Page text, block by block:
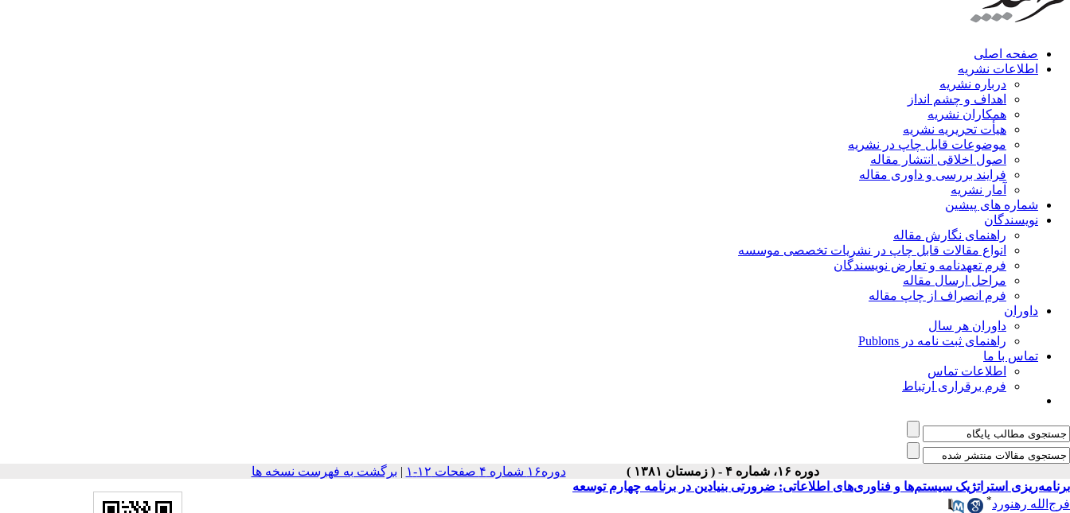
صفحه اصلی
اطلاعات نشریه
درباره نشریه
اهداف و چشم انداز
همکاران نشریه
هیأت تحریریه نشریه
موضوعات قابل چاپ در نشریه
اصول اخلاقی انتشار مقاله
فرایند بررسی و داوری مقاله
آمار نشریه
شماره های پیشین
نویسندگان
راهنمای نگارش مقاله
انواع مقالات قابل چاپ در نشریات تخصصی موسسه
فرم تعهدنامه و تعارض نویسندگان
مراحل ارسال مقاله
فرم انصراف از چاپ مقاله
داوران
داوران هر سال
راهنمای ثبت نامه در Publons
تماس با ما
اطلاعات تماس
فرم برقراری ارتباط
دوره ۱۶، شماره ۴ - ( زمستان ۱۳۸۱ ) دوره۱۶ شماره ۴ صفحات ۱۲-۱ | برگشت به فهرست نسخه ها
برنامه‌ریزی استراتژیک سیستم‌ها و فناوری‌های اطلاعاتی: ضرورتی بنیادین در برنامه چهارم توسعه
فرج‌الله رهنورد*